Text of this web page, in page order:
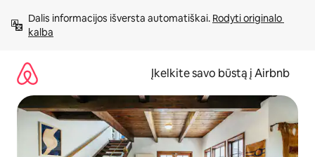
prie
turinio
Dalis informacijos išversta automatiškai. Rodyti originalo
kalba
Įkelkite savo būstą į Airbnb